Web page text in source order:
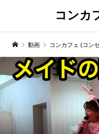
コンカ
動画 コンカフェ (コン